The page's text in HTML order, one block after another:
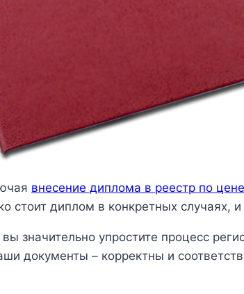
внесение диплома в реестр по цене
стоит диплом в конкретных
значительно упростите процесс
документы – корректны и